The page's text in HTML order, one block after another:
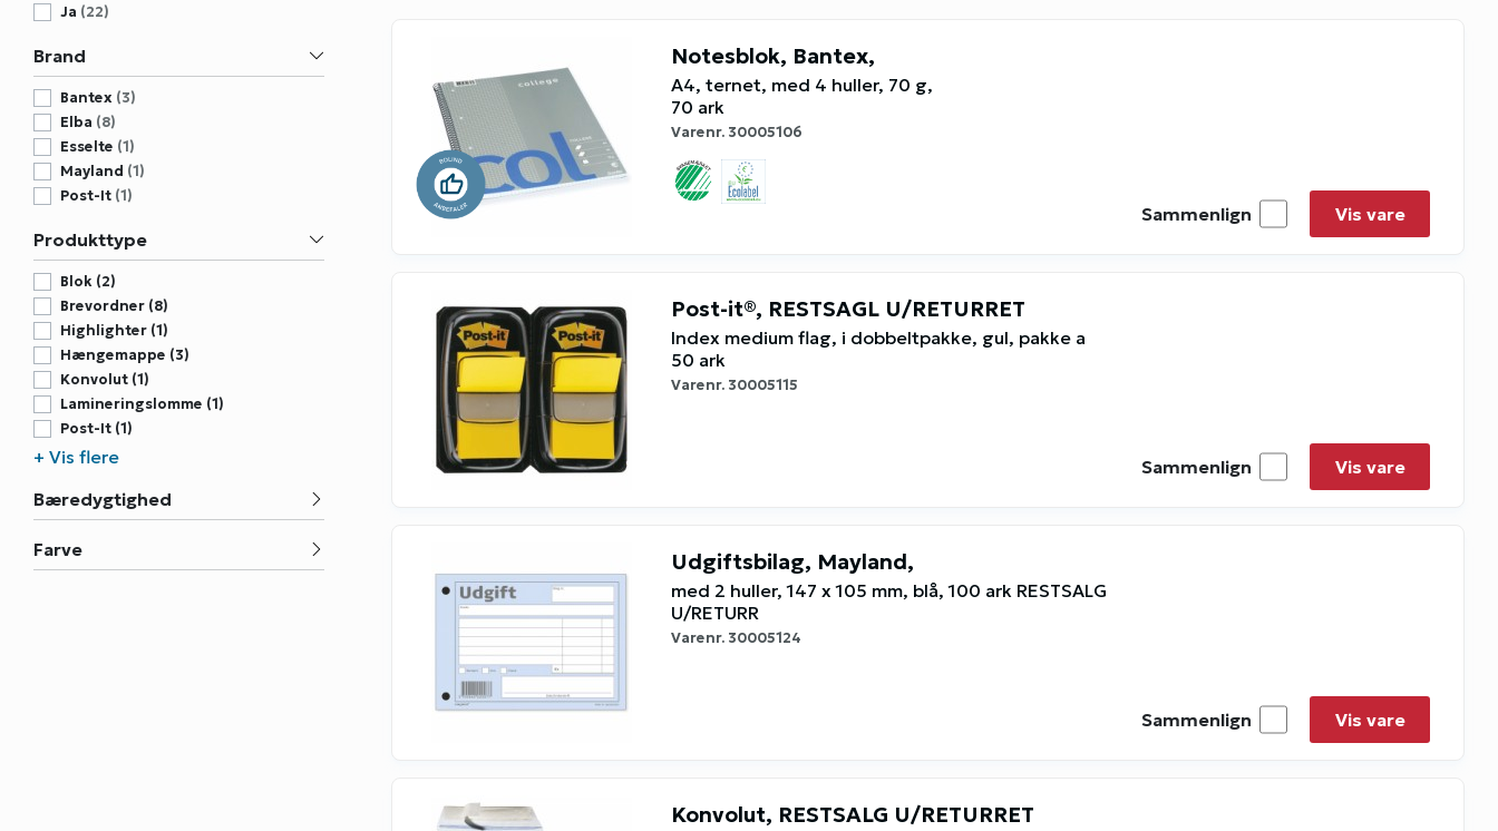
Ja (22)
Brand
Bantex (3)
Elba (8)
Esselte (1)
Mayland (1)
Post-It (1)
Produkttype
Blok (2)
Brevordner (8)
Highlighter (1)
Hængemappe (3)
Konvolut (1)
Lamineringslomme (1)
Post-It (1)
Ringbind (1)
Tilbudsmappe (2)
+ Vis flere
Bæredygtighed
Farve
Notesblok, Bantex,
A4, ternet, med 4 huller, 70 g,
70 ark
Varenr. 30005106
Sammenlign Vis vare
Post-it®, RESTSAGL U/RETURRET
Index medium flag, i dobbeltpakke, gul, pakke a
50 ark
Varenr. 30005115
Sammenlign Vis vare
Udgiftsbilag, Mayland,
med 2 huller, 147 x 105 mm, blå, 100 ark RESTSALG
U/RETURR
Varenr. 30005124
Sammenlign Vis vare
Konvolut, RESTSALG U/RETURRET